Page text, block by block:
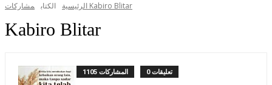
الرئيسية الكتاب مشاركات Kabiro Blitar
Kabiro Blitar
1105 المشاركات 0 تعليقات